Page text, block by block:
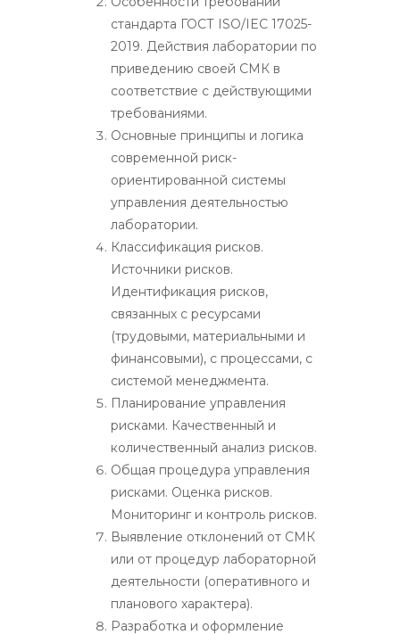
стандарта ГОСТ ISO/IEC 17025-
2019. Действия лаборатории по
приведению своей СМК в
соответствие с действующими
требованиями.
Основные принципы и логика
современной риск-
ориентированной системы
управления деятельностью
лаборатории.
Классификация рисков.
Источники рисков.
Идентификация рисков,
связанных с ресурсами
(трудовыми, материальными и
финансовыми), с процессами, с
системой менеджмента.
Планирование управления
рисками. Качественный и
количественный анализ рисков.
Общая процедура управления
рисками. Оценка рисков.
Мониторинг и контроль рисков.
Выявление отклонений от СМК
или от процедур лабораторной
деятельности (оперативного и
планового характера).
Разработка и оформление